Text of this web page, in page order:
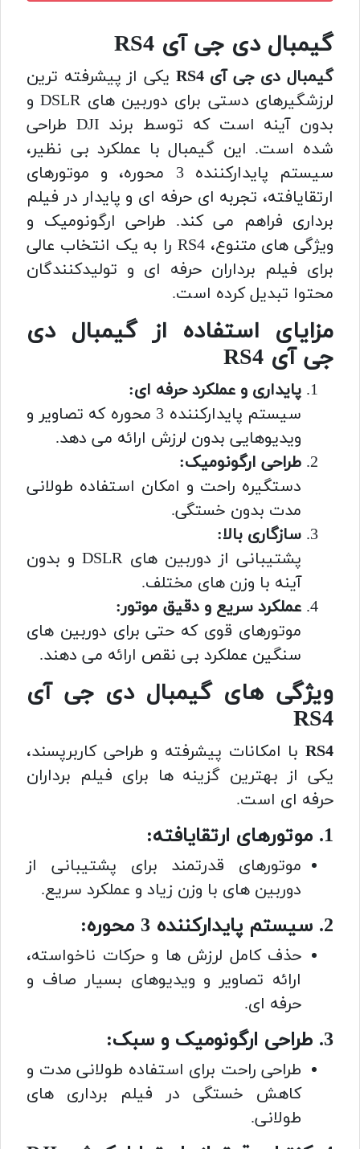
گیمبال دی جی آی RS4
گیمبال دی جی آی RS4
یکی از پیشرفته ترین
لرزشگیرهای دستی برای دوربین های DSLR و
بدون آینه است که توسط برند DJI طراحی
شده است. این گیمبال با عملکرد بی نظیر،
سیستم پایدارکننده 3 محوره، و موتورهای
ارتقایافته، تجربه ای حرفه ای و پایدار در فیلم
برداری فراهم می کند. طراحی ارگونومیک و
ویژگی های متنوع، RS4 را به یک انتخاب عالی
برای فیلم برداران حرفه ای و تولیدکنندگان
محتوا تبدیل کرده است.
مزایای استفاده از گیمبال دی
جی آی RS4
پایداری و عملکرد حرفه ای:
سیستم پایدارکننده 3 محوره که تصاویر و
ویدیوهایی بدون لرزش ارائه می دهد.
طراحی ارگونومیک:
دستگیره راحت و امکان استفاده طولانی
مدت بدون خستگی.
سازگاری بالا:
پشتیبانی از دوربین های DSLR و بدون
آینه با وزن های مختلف.
عملکرد سریع و دقیق موتور:
موتورهای قوی که حتی برای دوربین های
سنگین عملکرد بی نقص ارائه می دهند.
ویژگی های گیمبال دی جی آی
RS4
RS4 با امکانات پیشرفته و طراحی کاربرپسند،
یکی از بهترین گزینه ها برای فیلم برداران
حرفه ای است.
1. موتورهای ارتقایافته:
موتورهای قدرتمند برای پشتیبانی از
دوربین های با وزن زیاد و عملکرد سریع.
2. سیستم پایدارکننده 3 محوره:
حذف کامل لرزش ها و حرکات ناخواسته،
ارائه تصاویر و ویدیوهای بسیار صاف و
حرفه ای.
3. طراحی ارگونومیک و سبک:
طراحی راحت برای استفاده طولانی مدت و
کاهش خستگی در فیلم برداری های
طولانی.